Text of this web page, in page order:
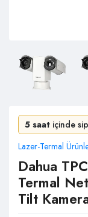
5 saat içinde
Lazer-Termal
Dahua
Termal
Tilt